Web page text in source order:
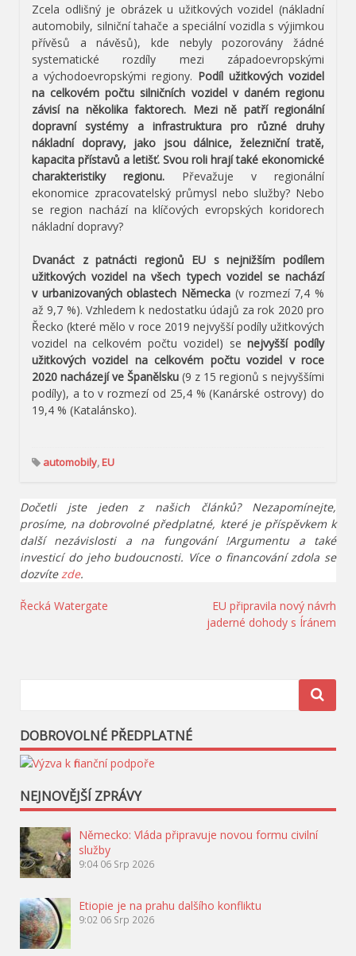
Zcela odlišný je obrázek u užitkových vozidel (nákladní
automobily, silniční tahače a speciální vozidla s výjimkou
přívěsů a návěsů), kde nebyly pozorovány žádné
systematické rozdíly mezi západoevropskými
a východoevropskými regiony. Podíl užitkových vozidel
na celkovém počtu silničních vozidel v daném regionu
závisí na několika faktorech. Mezi ně patří regionální
dopravní systémy a infrastruktura pro různé druhy
nákladní dopravy, jako jsou dálnice, železniční tratě,
kapacita přístavů a letišť. Svou roli hrají také ekonomické
charakteristiky regionu. Převažuje v regionální
ekonomice zpracovatelský průmysl nebo služby? Nebo
se region nachází na klíčových evropských koridorech
nákladní dopravy?
Dvanáct z patnácti regionů EU s nejnižším podílem
užitkových vozidel na všech typech vozidel se nachází
v urbanizovaných oblastech Německa (v rozmezí 7,4 %
až 9,7 %). Vzhledem k nedostatku údajů za rok 2020 pro
Řecko (které mělo v roce 2019 nejvyšší podíly užitkových
vozidel na celkovém počtu vozidel) senejvyšší podíly
užitkových vozidel na celkovém počtu vozidel v roce
2020 nacházejí ve Španělsku (9 z 15 regionů s nejvyššími
podíly), a to v rozmezí od 25,4 % (Kanárské ostrovy) do
19,4 % (Katalánsko).
automobily,EU
Dočetli jste jeden z našich článků? Nezapomínejte,
prosíme, na dobrovolné předplatné, které je příspěvkem k
další nezávislosti a na fungování !Argumentu a také
investicí do jeho budoucnosti. Více o financování zdola se
dozvítezde.
Navigace
Řecká Watergate
EU připravila nový návrh
jaderné dohody s Íránem
DOBROVOLNÉ PŘEDPLATNÉ
NEJNOVĚJŠÍ ZPRÁVY
Německo: Vláda připravuje novou formu civilní
služby
9:04 06 Srp 2026
Etiopie je na prahu dalšího konfliktu
9:02 06 Srp 2026